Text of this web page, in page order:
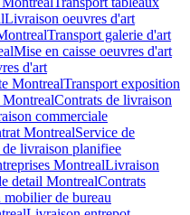
Livraison oeuvres d'art
Transport galerie d'art
Mise en caisse oeuvres d'art
d'art
MontrealTransport exposition
MontrealContrats de livraison
commerciale
MontrealService de
de livraison planifiee
MontrealLivraison
detail MontrealContrats
de bureau